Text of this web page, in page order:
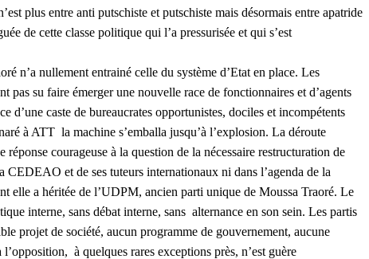
plus entre anti putschiste et putschiste mais désormais entre apatride
de cette classe politique qui l’a pressurisée et qui s’est
n’a nullement entrainé celle du système d’Etat en place. Les
su faire émerger une nouvelle race de fonctionnaires et d’agents
d’une caste de bureaucrates opportunistes, dociles et incompétents
à ATT la machine s’emballa jusqu’à l’explosion. La déroute
courageuse à la question de la nécessaire restructuration de
et de ses tuteurs internationaux ni dans l’agenda de la
elle a héritée de l’UDPM, ancien parti unique de Moussa Traoré. Le
interne, sans débat interne, sans alternance en son sein. Les partis
projet de société, aucun programme de gouvernement, aucune
à quelques rares exceptions près, n’est guère